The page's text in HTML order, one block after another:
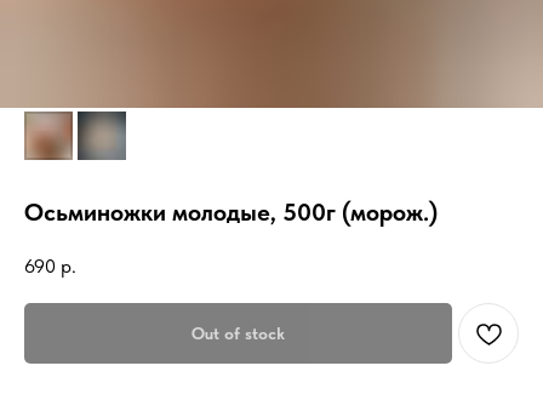
Осьминожки молодые, 500г (морож.)
690 р.
Out of stock